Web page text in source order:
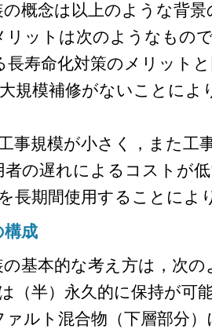
概念は以上のような背
リットは次のようなもの
長寿命化対策のメリット
規模補修がないことに
事規模が小さく，また工
者の遅れによるコストが
長期間使用することによ
構成
基本的な考え方は，次
（半）永久的に保持が可
ルト混合物（下層部分）